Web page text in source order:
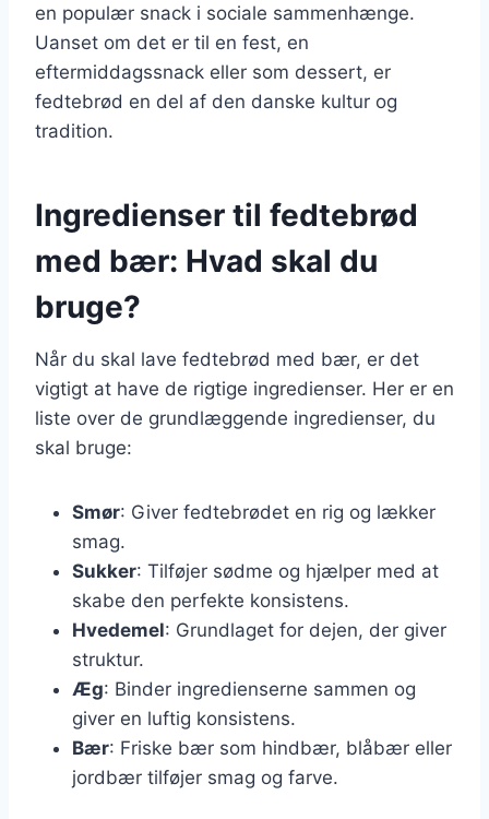
en populær snack i sociale sammenhænge.
Uanset om det er til en fest, en
eftermiddagssnack eller som dessert, er
fedtebrød en del af den danske kultur og
tradition.
Ingredienser til fedtebrød
med bær: Hvad skal du
bruge?
Når du skal lave fedtebrød med bær, er det
vigtigt at have de rigtige ingredienser. Her er en
liste over de grundlæggende ingredienser, du
skal bruge:
Smør: Giver fedtebrødet en rig og lækker
smag.
Sukker: Tilføjer sødme og hjælper med at
skabe den perfekte konsistens.
Hvedemel: Grundlaget for dejen, der giver
struktur.
Æg: Binder ingredienserne sammen og
giver en luftig konsistens.
Bær: Friske bær som hindbær, blåbær eller
jordbær tilføjer smag og farve.